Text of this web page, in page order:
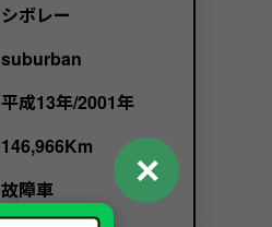
シボレー
suburban
平成13年/2001年
146,966Km
故障車 ✕